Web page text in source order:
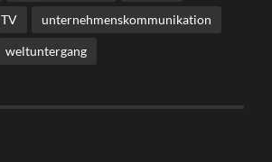
TV unternehmenskommunikation
weltuntergang